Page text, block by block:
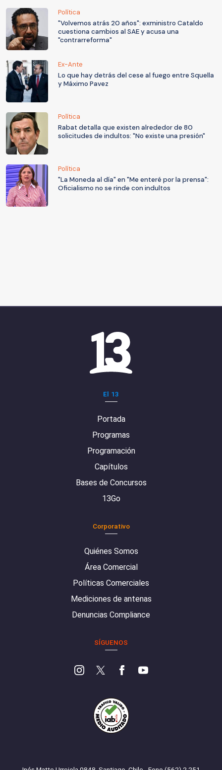
Política
"Volvemos atrás 20 años": exministro Cataldo
cuestiona cambios al SAE y acusa una
"contrarreforma"
Ex-Ante
Lo que hay detrás del cese al fuego entre Squella
y Máximo Pavez
Política
Rabat detalla que existen alrededor de 80
solicitudes de indultos: "No existe una presión"
Política
"La Moneda al día" en "Me enteré por la prensa":
Oficialismo no se rinde con indultos
El 13
Portada
Programas
Programación
Capítulos
Bases de Concursos
13Go
Corporativo
Quiénes Somos
Área Comercial
Políticas Comerciales
Mediciones de antenas
Denuncias Compliance
SÍGUENOS